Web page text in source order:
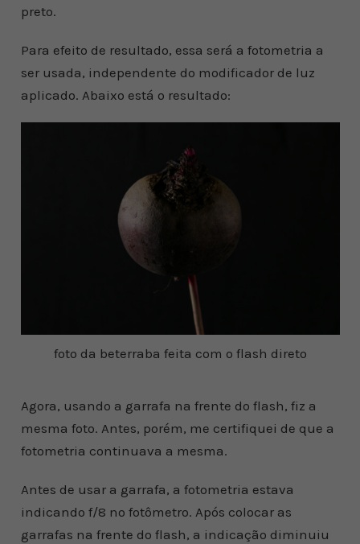
preto.
Para efeito de resultado, essa será a fotometria a
ser usada, independente do modificador de luz
aplicado. Abaixo está o resultado:
foto da beterraba feita com o flash direto
Agora, usando a garrafa na frente do flash, fiz a
mesma foto. Antes, porém, me certifiquei de que a
fotometria continuava a mesma.
Antes de usar a garrafa, a fotometria estava
indicando f/8 no fotômetro. Após colocar as
garrafas na frente do flash, a indicação diminuiu